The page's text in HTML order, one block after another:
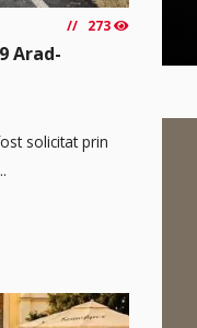
273
Arad-
solicitat prin